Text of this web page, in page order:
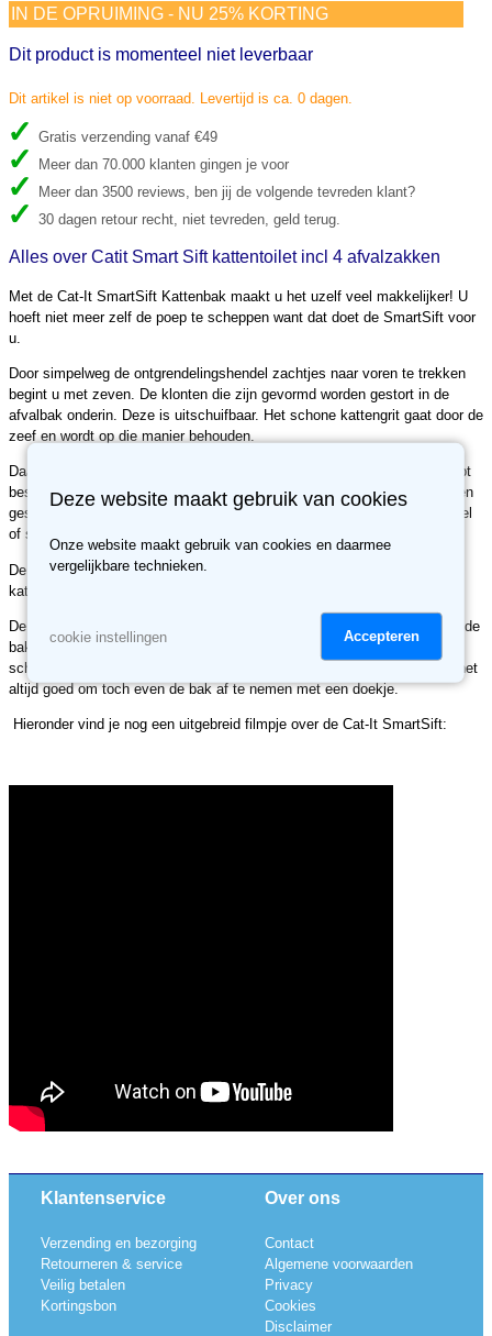
IN DE OPRUIMING - NU 25% KORTING
Dit product is momenteel niet leverbaar
Dit artikel is niet op voorraad. Levertijd is ca. 0 dagen.
Gratis verzending vanaf €49
Meer dan 70.000 klanten gingen je voor
Meer dan 3500 reviews, ben jij de volgende tevreden klant?
30 dagen retour recht, niet tevreden, geld terug.
Alles over Catit Smart Sift kattentoilet incl 4 afvalzakken
Met de Cat-It SmartSift Kattenbak maakt u het uzelf veel makkelijker! U
hoeft niet meer zelf de poep te scheppen want dat doet de SmartSift voor
u.
Door simpelweg de ontgrendelingshendel zachtjes naar voren te trekken
begint u met zeven. De klonten die zijn gevormd worden gestort in de
afvalbak onderin. Deze is uitschuifbaar. Het schone kattengrit gaat door de
zeef en wordt op die manier behouden.
Daarnaast beschikt de SmartSift over een koolstoffilter die geurtjes helpt
bestrijden. Daarbij helpt het ook geurtjes binnen te houden omdat het een
gesloten design is. Hier is ook weer het voordeel van dat er geen rommel
of stof in huis terecht komt!
De ruime entree is voorzien van een klapdeurtje en is geschikt voor alle
katten.
De los verkrijgbare Cat-It SmartSift kattenbakzakken zorgen ervoor dat de
bak zelf schoon en hygiënisch blijft en het is eenvoudig met
schoonmaken. U hoeft alleen maar de zak eruit te halen! Daarnaast is het
altijd goed om toch even de bak af te nemen met een doekje.
Hieronder vind je nog een uitgebreid filmpje over de Cat-It SmartSift:
Klantenservice
Verzending en bezorging
Retourneren & service
Veilig betalen
Kortingsbon
Over ons
Contact
Algemene voorwaarden
Privacy
Cookies
Disclaimer
Deze website maakt gebruik van cookies
Onze website maakt gebruik van cookies en daarmee
vergelijkbare technieken.
cookie instellingen Accepteren